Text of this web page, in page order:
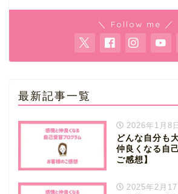
＼ Follow me ／
最新記事一覧
2026年1月8日
どんな自分も
仲良くなる自
ご感想】
2025年2月17